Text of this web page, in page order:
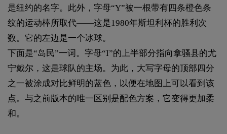
是纽约的名字。此外，字母“Y”被一根带有四条橙色条
纹的运动棒所取代——这是1980年斯坦利杯的胜利次
数。它的左边是一个冰球。
下面是“岛民”一词。字母“I”的上半部分指向拿骚县的尤
宁戴尔，这是球队的主场。为此，大写字母的顶部四分
之一被涂成对比鲜明的蓝色，以便在地图上可以看到该
点。与之前版本的唯一区别是配色方案，它变得更加柔
和。